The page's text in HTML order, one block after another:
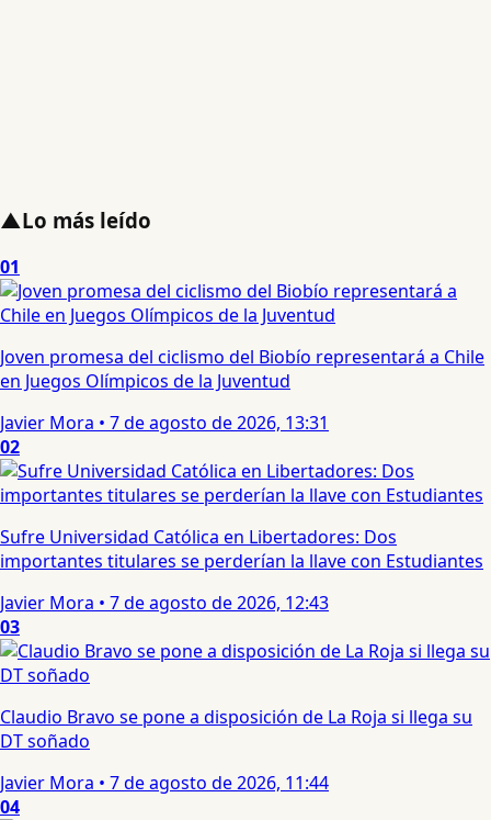
▲Lo más leído
01
Joven promesa del ciclismo del Biobío representará a Chile
en Juegos Olímpicos de la Juventud
Javier Mora • 7 de agosto de 2026, 13:31
02
Sufre Universidad Católica en Libertadores: Dos
importantes titulares se perderían la llave con Estudiantes
Javier Mora • 7 de agosto de 2026, 12:43
03
Claudio Bravo se pone a disposición de La Roja si llega su
DT soñado
Javier Mora • 7 de agosto de 2026, 11:44
04